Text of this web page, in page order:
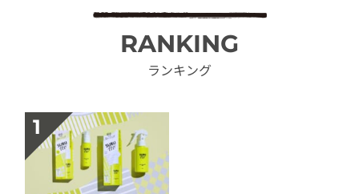
RANKING
ランキング